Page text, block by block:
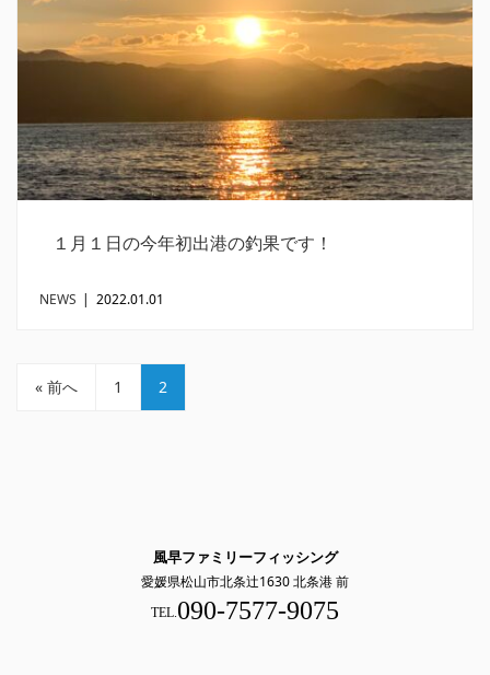
１月１日の今年初出港の釣果です！
NEWS | 2022.01.01
« 前へ 1 2
風早ファミリーフィッシング
愛媛県松山市北条辻1630 北条港 前
TEL.090-7577-9075